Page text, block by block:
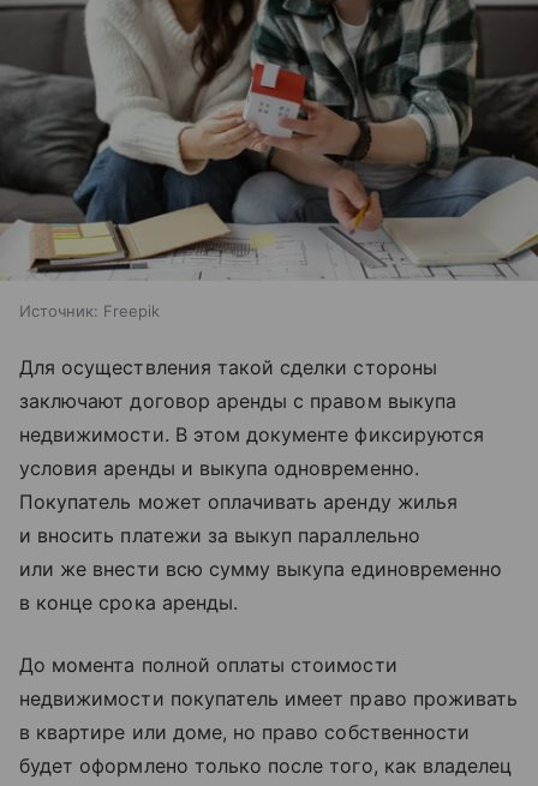
Источник: Freepik
Для осуществления такой сделки стороны
заключают договор аренды с правом выкупа
недвижимости. В этом документе фиксируются
условия аренды и выкупа одновременно.
Покупатель может оплачивать аренду жилья
и вносить платежи за выкуп параллельно
или же внести всю сумму выкупа единовременно
в конце срока аренды.
До момента полной оплаты стоимости
недвижимости покупатель имеет право проживать
в квартире или доме, но право собственности
будет оформлено только после того, как владелец